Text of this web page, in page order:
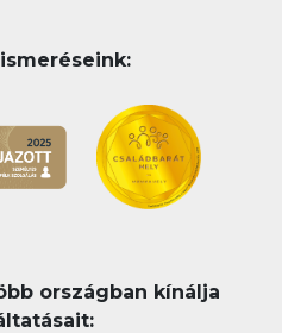
országban kínálja